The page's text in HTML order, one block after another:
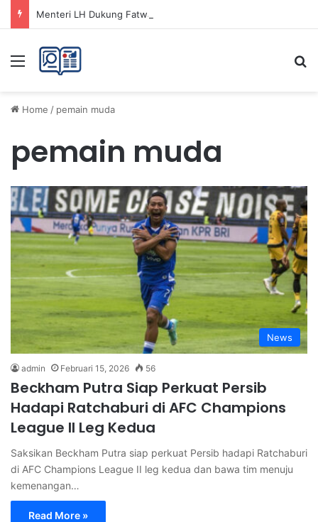
Menu
Home / pemain muda
pemain muda
News
admin Februari 15, 2026 56
Beckham Putra Siap Perkuat Persib
Hadapi Ratchaburi di AFC Champions
League II Leg Kedua
Saksikan Beckham Putra siap perkuat Persib hadapi Ratchaburi
di AFC Champions League II leg kedua dan bawa tim menuju
kemenangan…
Read More »